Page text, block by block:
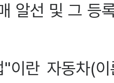
알선 및 그 등
이란 자동차(